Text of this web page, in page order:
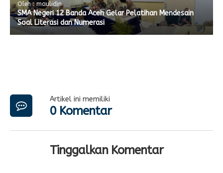
Oleh : maulidin
SMA Negeri 12 Banda Aceh Gelar Pelatihan Mendesain
Soal Literasi dan Numerasi
Artikel ini memiliki
0 Komentar
Tinggalkan Komentar